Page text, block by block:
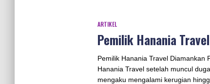
ARTIKEL
Pemilik Hanania
Pemilik Hanania Travel Diamankan
Hanania Travel setelah muncul
mengaku mengalami kerugian